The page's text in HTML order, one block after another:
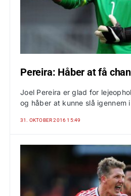
Pereira: Håber at få
Joel Pereira er glad for
og håber at kunne slå igennem
31. OKTOBER 2016 15:49